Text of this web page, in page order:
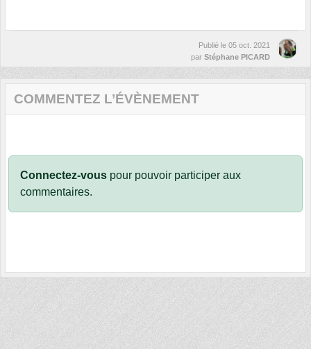
Publié le 05 oct. 2021
par Stéphane PICARD
COMMENTEZ L’ÉVÈNEMENT
Connectez-vous pour pouvoir participer aux
commentaires.